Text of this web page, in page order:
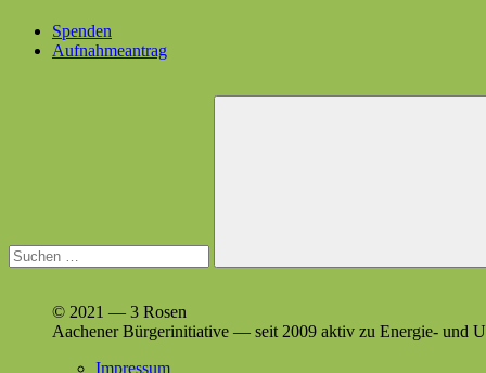
Spenden
Aufnahmeantrag
Suchen
© 2021 — 3 Rosen
Aach­en­er Bürg­erini­tia­tive — seit 2009 aktiv zu Energie- und
Impressum